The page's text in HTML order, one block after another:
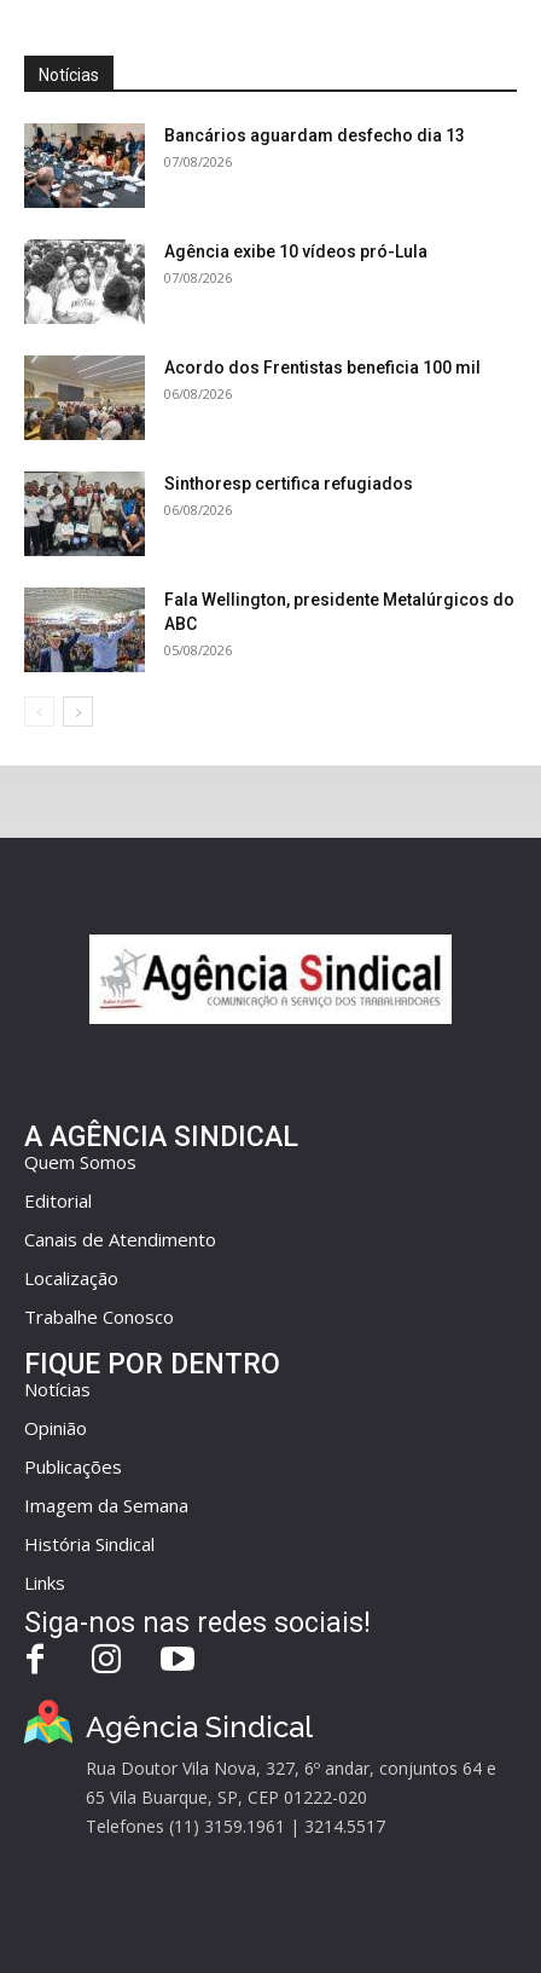
Notícias
Bancários aguardam desfecho dia 13
07/08/2026
Agência exibe 10 vídeos pró-Lula
07/08/2026
Acordo dos Frentistas beneficia 100 mil
06/08/2026
Sinthoresp certifica refugiados
06/08/2026
Fala Wellington, presidente Metalúrgicos do
ABC
05/08/2026
A AGÊNCIA SINDICAL
Quem Somos
Editorial
Canais de Atendimento
Localização
Trabalhe Conosco
FIQUE POR DENTRO
Notícias
Opinião
Publicações
Imagem da Semana
História Sindical
Links
Siga-nos nas redes sociais!
Agência Sindical
Rua Doutor Vila Nova, 327, 6º andar, conjuntos 64 e
65 Vila Buarque, SP, CEP 01222-020
Telefones (11) 3159.1961 | 3214.5517